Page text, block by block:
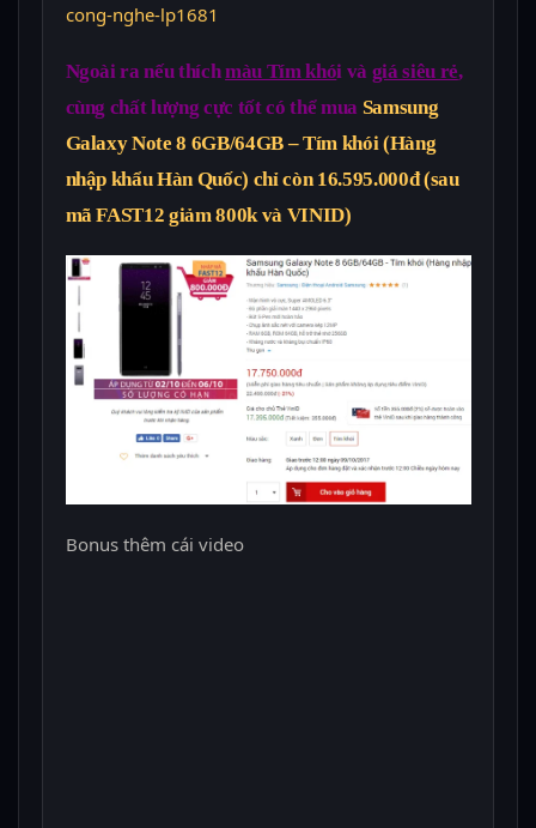
cong-nghe-lp1681
Ngoài ra nếu thíchmàu Tím khói và giá siêu rẻ,
cùng chất lượng cực tốt có thể mua Samsung
Galaxy Note 8 6GB/64GB – Tím khói (Hàng
nhập khẩu Hàn Quốc) chỉ còn 16.595.000đ (sau
mã FAST12 giảm 800k và VINID)
Bonus thêm cái video